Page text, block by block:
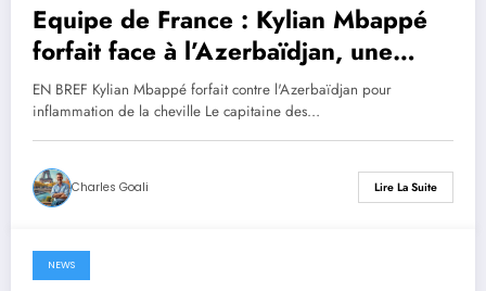
Equipe de France : Kylian Mbappé
forfait face à l’Azerbaïdjan, une
pause imprévue à Dubaï
EN BREF Kylian Mbappé forfait contre l'Azerbaïdjan pour
inflammation de la cheville Le capitaine des…
Charles Goali Lire La Suite
14 novembre 2025
NEWS